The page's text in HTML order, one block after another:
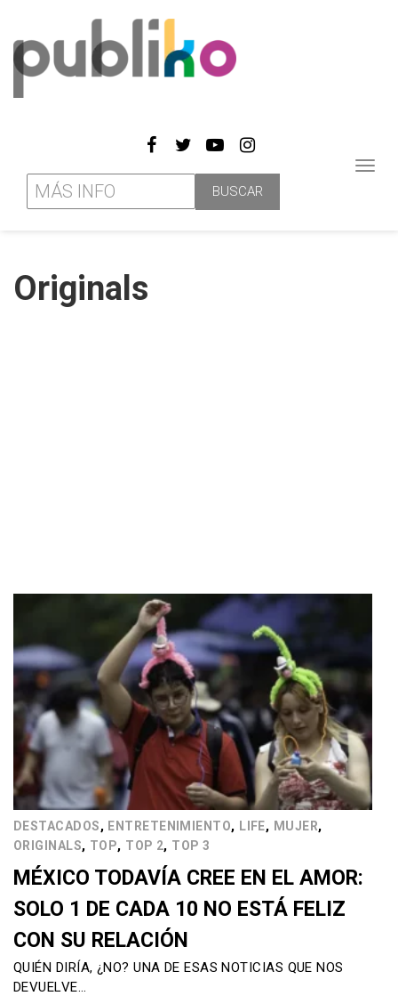
Originals
DESTACADOS, ENTRETENIMIENTO, LIFE, MUJER,
ORIGINALS, TOP, TOP 2, TOP 3
MÉXICO TODAVÍA CREE EN EL AMOR:
SOLO 1 DE CADA 10 NO ESTÁ FELIZ
CON SU RELACIÓN
QUIÉN DIRÍA, ¿NO? UNA DE ESAS NOTICIAS QUE NOS
DEVUELVE…